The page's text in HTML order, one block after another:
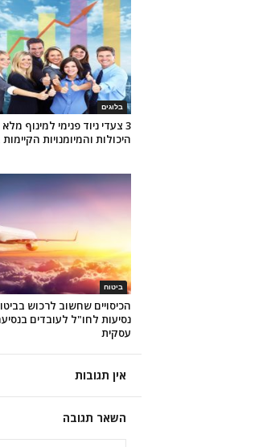
בלוגים
3 צעדי ניוד פנימי למינוף
היכולות והמיומנויות הקיימות
ביטוח
הכיסויים שחשוב לרכוש
נסיעות לחו"ל לעובדים
עסקית
אין תגובות
השאר תגובה